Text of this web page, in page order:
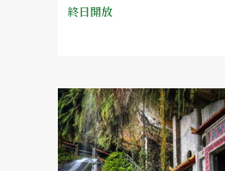
終日開放